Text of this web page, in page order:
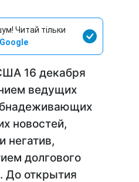
Читай тільки
16 декабря
ведущих
новостей,
негатив,
долгового
До открытия